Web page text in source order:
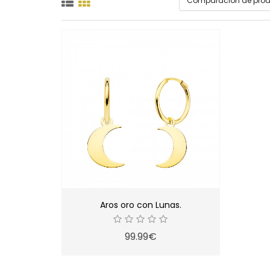
Aros oro con Lunas.
99.99€